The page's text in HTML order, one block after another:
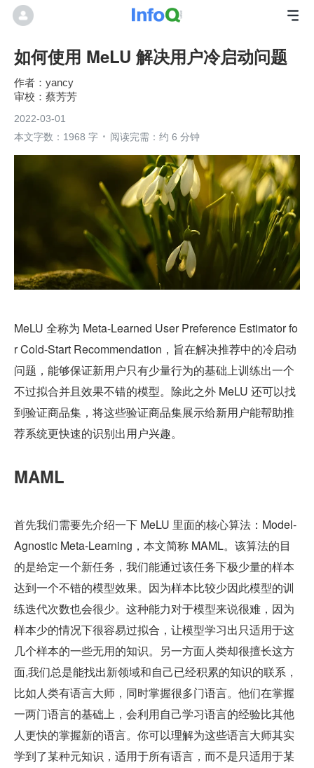
如何使用 MeLU 解决用户冷启动问题
yancy
蔡芳芳
2022-03-01
本文字数：1968 字
阅读完需：约 6 分钟
MeLU 全称为 Meta-Learned User Preference Estimator fo
r Cold-Start Recommendation，旨在解决推荐中的冷启动
问题，能够保证新用户只有少量行为的基础上训练出一个
不过拟合并且效果不错的模型。除此之外 MeLU 还可以找
到验证商品集，将这些验证商品集展示给新用户能帮助推
荐系统更快速的识别出用户兴趣。
MAML
首先我们需要先介绍一下 MeLU 里面的核心算法：Model-
Agnostic Meta-Learning，本文简称 MAML。该算法的目
的是给定一个新任务，我们能通过该任务下极少量的样本
达到一个不错的模型效果。因为样本比较少因此模型的训
练迭代次数也会很少。这种能力对于模型来说很难，因为
样本少的情况下很容易过拟合，让模型学习出只适用于这
几个样本的一些无用的知识。另一方面人类却很擅长这方
面,我们总是能找出新领域和自己已经积累的知识的联系，
比如人类有语言大师，同时掌握很多门语言。他们在掌握
一两门语言的基础上，会利用自己学习语言的经验比其他
人更快的掌握新的语言。你可以理解为这些语言大师其实
学到了某种元知识，适用于所有语言，而不是只适用于某